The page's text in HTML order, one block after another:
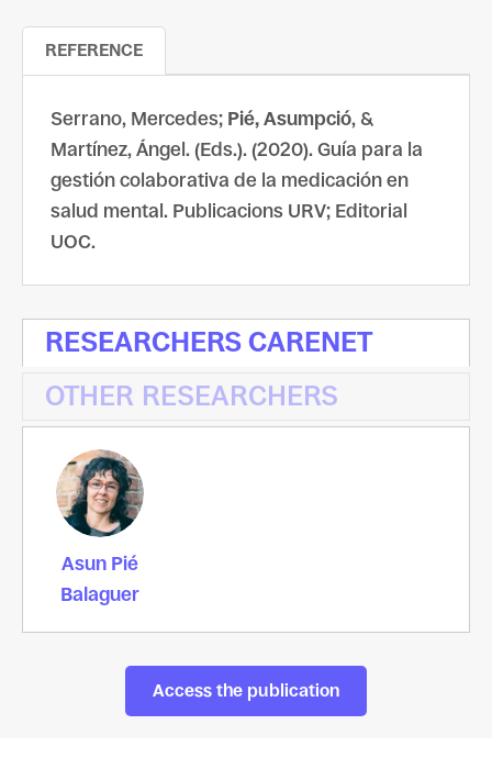
REFERENCE
Serrano, Mercedes; Pié, Asumpció, &
Martínez, Ángel. (Eds.). (2020). Guía para la
gestión colaborativa de la medicación en
salud mental. Publicacions URV; Editorial
UOC.
RESEARCHERS CARENET
OTHER RESEARCHERS
Asun Pié
Balaguer
Access the publication